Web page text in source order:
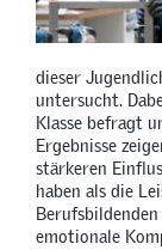
dieser
untersucht.
Klasse befragt
Ergebnisse
stärkeren
haben als die
emotionale